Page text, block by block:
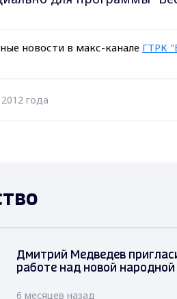
новости в макс-канале ГТРК
года
Дмитрий Медведев
работе над новой
6 месяцев назад